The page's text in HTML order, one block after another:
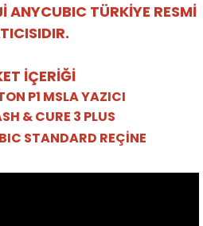
ANYCUBIC TÜRKİYE RESMİ
İÇERİĞİ
P1 MSLA YAZICI
& CURE 3 PLUS
STANDARD REÇİNE